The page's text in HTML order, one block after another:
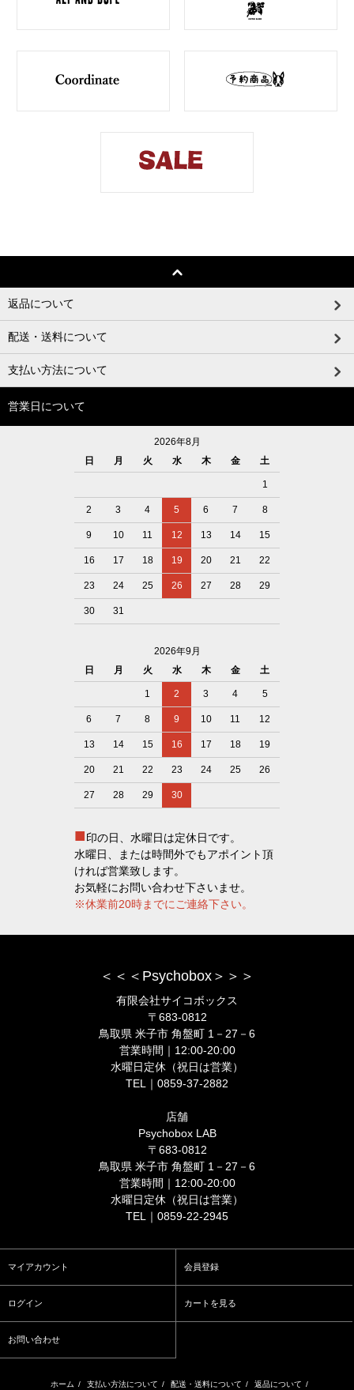
返品について
配送・送料について
支払い方法について
営業日について
2026年8月
日
月 火 水 木 金 土
1
2 3 4 5 6 7 8
9 10 11 12 13 14 15
16 17 18 19 20 21 22
23 24 25 26 27 28 29
30 31
2026年9月
日
月 火 水 木 金 土
1 2 3 4 5
6 7 8 9 10 11 12
13 14 15 16 17 18 19
20 21 22 23 24 25 26
27 28 29 30
■印の日、水曜日は定休日です。
水曜日、または時間外でもアポイント頂
ければ営業致します。
お気軽にお問い合わせ下さいませ。
※休業前20時までにご連絡下さい。
＜＜＜Psychobox＞＞＞
有限会社サイコボックス
〒683-0812
鳥取県 米子市 角盤町 1－27－6
営業時間｜12:00-20:00
水曜日定休（祝日は営業）
TEL｜0859-37-2882
店舗
Psychobox LAB
〒683-0812
鳥取県 米子市 角盤町 1－27－6
営業時間｜12:00-20:00
水曜日定休（祝日は営業）
TEL｜0859-22-2945
マイアカウント 会員登録
ログイン カートを見る
お問い合わせ
ホーム / 支払い方法について / 配送・送料について / 返品について /